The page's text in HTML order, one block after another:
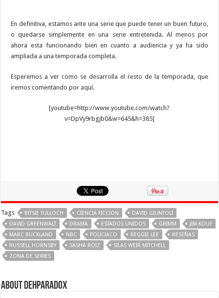
En definitiva, estamos ante una serie que puede tener un buen futuro,
o quedarse simplemente en una serie entretenida. Al menos por
ahora esta funcionando bien en cuanto a audiencia y ya ha sido
ampliada a una temporada completa.
Esperemos a ver como se desarrolla el resto de la temporada, que
iremos comentando por aquí.
[youtube=http://www.youtube.com/watch?
v=DpVy9rbgjb0&w=645&h=385]
Tags BITSIE TULLOCH CIENCIA FICCION
DAVID GIUNTOLI
DAVID GREENWALT
DRAMA ESTADOS UNIDOS GRIMM
JIM KOUF
MARC BUCKLAND
NBC POLICIACO REGGIE LEE
RESEÑAS
RUSSELL HORNSBY
SASHA ROIZ
SILAS WEIR MITCHELL
ZONA DE SERIES
About Dehparadox